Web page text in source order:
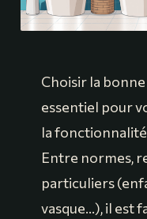
Choisir la
essentiel pour
la fonctionnalité
Entre normes,
particuliers
vasque…), il est